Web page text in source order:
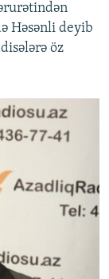
Həsənli deyib
öz